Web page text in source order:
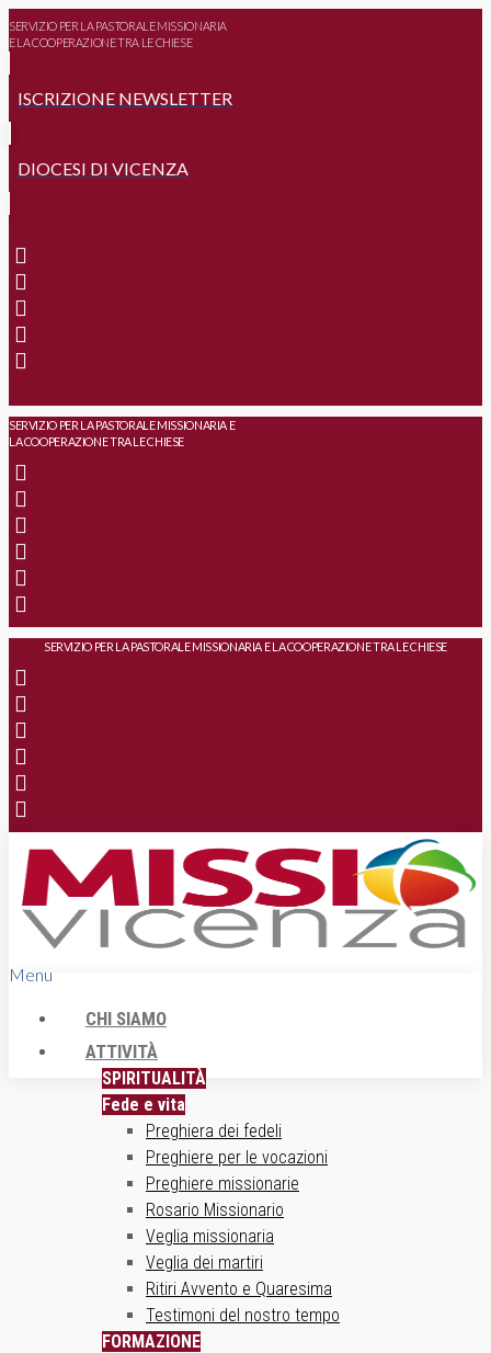
SERVIZIO PER LA PASTORALE MISSIONARIA
E LA COOPERAZIONE TRA LE CHIESE
ISCRIZIONE NEWSLETTER
DIOCESI DI VICENZA
SERVIZIO PER LA PASTORALE MISSIONARIA E
LA COOPERAZIONE TRA LE CHIESE
SERVIZIO PER LA PASTORALE MISSIONARIA E LA COOPERAZIONE TRA LE CHIESE
Menu
CHI SIAMO
ATTIVITÀ
SPIRITUALITÀ
Fede e vita
Preghiera dei fedeli
Preghiere per le vocazioni
Preghiere missionarie
Rosario Missionario
Veglia missionaria
Veglia dei martiri
Ritiri Avvento e Quaresima
Testimoni del nostro tempo
FORMAZIONE